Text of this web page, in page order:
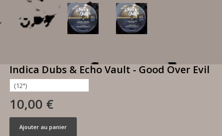
Indica Dubs & Echo Vault - Good Over Evil
10,00 €
Ajouter au panier